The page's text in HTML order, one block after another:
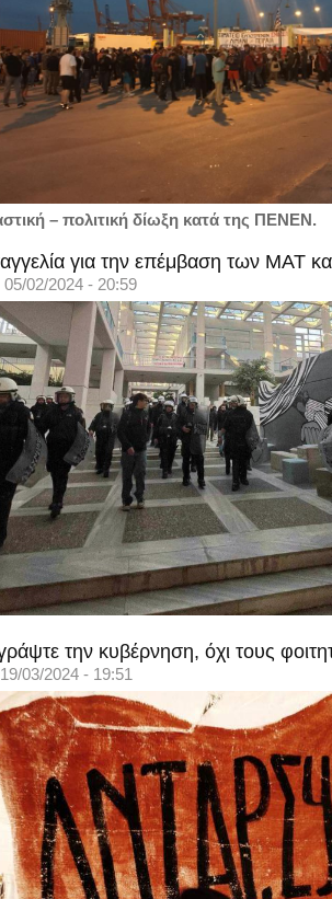
– πολιτική δίωξη κατά της ΠΕΝΕΝ.
για την επέμβαση των ΜΑΤ
05/02/2024 - 20:59
την κυβέρνηση, όχι τους
03/2024 - 19:51